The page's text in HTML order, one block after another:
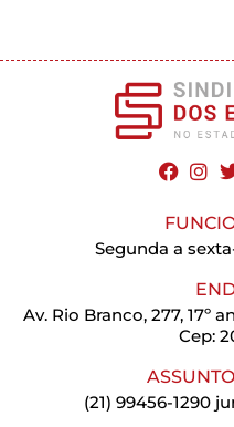
Segunda a
Av. Rio Branco, 277, 17º
Cep:
(21) 99456-1290